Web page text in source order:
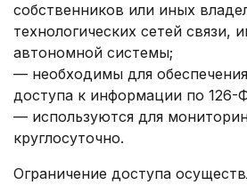
собственников или иных
технологических сетей
автономной системы;
— необходимы для
доступа к информации по 126-
— используются для
круглосуточно.
Ограничение доступа